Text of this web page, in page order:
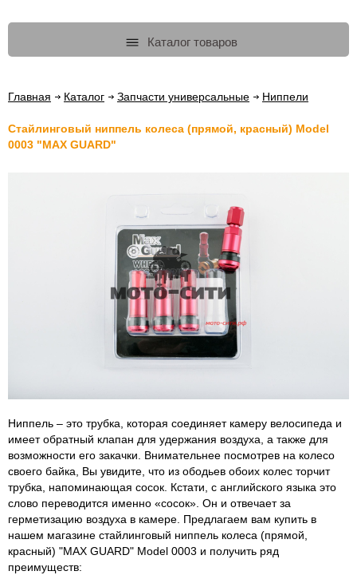
Каталог товаров
Главная Каталог Запчасти универсальные Ниппели
Cтайлинговый ниппель колеса (прямой, красный) Model
0003 "MAX GUARD"
Ниппель – это трубка, которая соединяет камеру велосипеда и
имеет обратный клапан для удержания воздуха, а также для
возможности его закачки. Внимательнее посмотрев на колесо
своего байка, Вы увидите, что из ободьев обоих колес торчит
трубка, напоминающая сосок. Кстати, с английского языка это
слово переводится именно «сосок». Он и отвечает за
герметизацию воздуха в камере. Предлагаем вам купить в
нашем магазине стайлинговый ниппель колеса (прямой,
красный) "MAX GUARD" Model 0003 и получить ряд
преимуществ: